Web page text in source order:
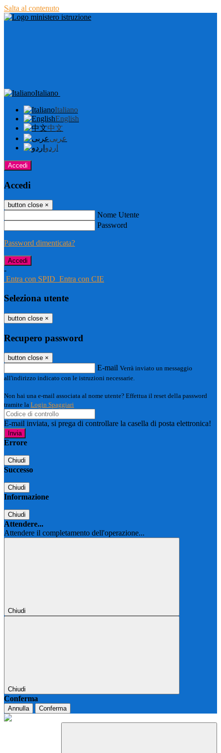
Salta al contenuto
Italiano
Italiano
English
中文
عربى
اردو
Accedi
Accedi
button close ×
Nome Utente
Password
Password dimenticata?
-
Entra con SPID Entra con CIE
Seleziona utente
button close ×
Recupero password
button close ×
E-mail Verrà inviato un messaggio
all'indirizzo indicato con le istruzioni necessarie.
Non hai una e-mail associata al nome utente? Effettua il reset della password
tramite la Login Spaggiari
E-mail inviata, si prega di controllare la casella di posta elettronica!
Errore
Chiudi
Successo
Chiudi
Informazione
Chiudi
Attendere...
Attendere il completamento dell'operazione...
Chiudi
Chiudi
Conferma
Annulla Conferma